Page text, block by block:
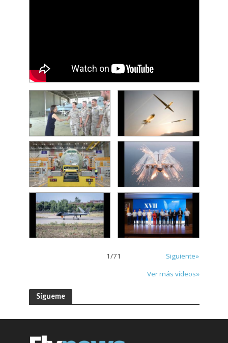
1/71
Siguiente»
Ver más vídeos»
Sígueme